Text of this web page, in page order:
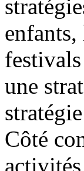
enfants,
une
Côté